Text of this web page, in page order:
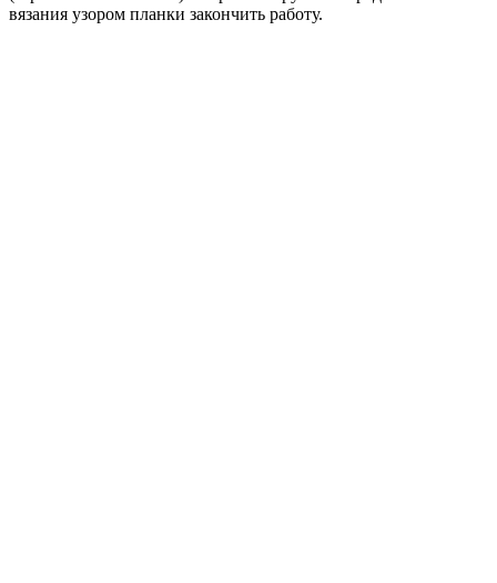
вязания узором планки закончить работу.